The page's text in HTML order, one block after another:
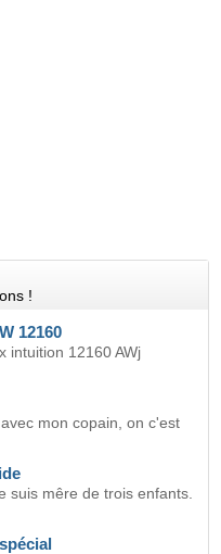
!
12160
intuition 12160 AWj
mon copain, on c'est
suis mêre de trois enfants.